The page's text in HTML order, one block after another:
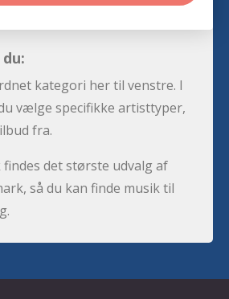
kategori her til venstre. I
vælge specifikke artisttyper,
fra.
findes det største udvalg af
så du kan finde musik til